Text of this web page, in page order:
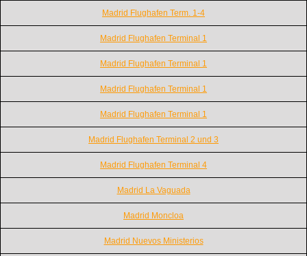
Madrid Flughafen Term. 1-4
Madrid Flughafen Terminal 1
Madrid Flughafen Terminal 1
Madrid Flughafen Terminal 1
Madrid Flughafen Terminal 1
Madrid Flughafen Terminal 2 und 3
Madrid Flughafen Terminal 4
Madrid La Vaguada
Madrid Moncloa
Madrid Nuevos Ministerios